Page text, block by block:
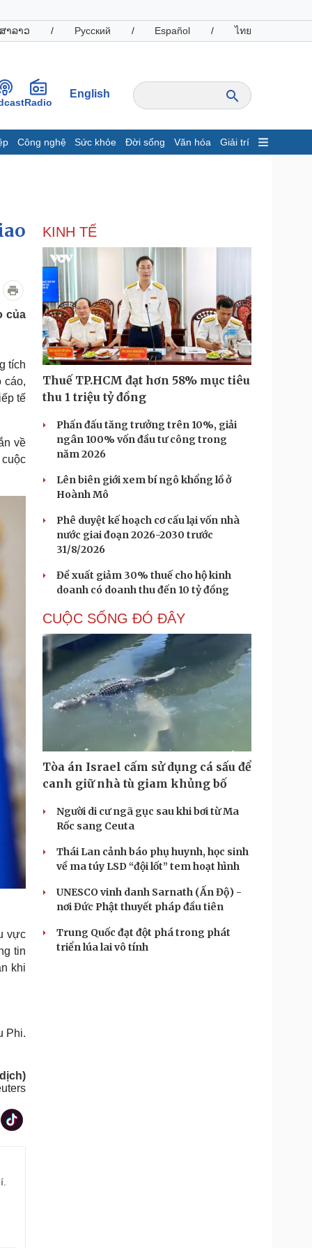
າລາວ / Русский / Español / ไทย
Radio
English
Công nghệ Sức khỏe Đời sống Văn hóa Giải trí
Giá cà phê
nghiệp
tin doanh nghiệp
nghiệp 24h
nhân
cộng đồng
Công nghệ
Sành điệu
Tin Công nghệ
Trải nghiệm
Chuyển đổi số
lịch
vấn
in
Podcast
Câu chuyện thời sự
Đọc truyện đêm khuya
Cửa sổ tình yêu
của
tích
cáo,
tế
về
vực
tin
khi
Phi.
KINH TẾ
Thuế TP.HCM đạt hơn 58% mục tiêu
thu 1 triệu tỷ đồng
Phấn đấu tăng trưởng trên 10%, giải
ngân 100% vốn đầu tư công trong
năm 2026
Lên biên giới xem bí ngô khổng lồ ở
Hoành Mô
Phê duyệt kế hoạch cơ cấu lại vốn nhà
nước giai đoạn 2026-2030 trước
31/8/2026
Đề xuất giảm 30% thuế cho hộ kinh
doanh có doanh thu đến 10 tỷ đồng
CUỘC SỐNG ĐÓ ĐÂY
Tòa án Israel cấm sử dụng cá sấu để
canh giữ nhà tù giam khủng bố
Người di cư ngã gục sau khi bơi từ Ma
Rốc sang Ceuta
Thái Lan cảnh báo phụ huynh, học sinh
về ma túy LSD “đội lốt” tem hoạt hình
UNESCO vinh danh Sarnath (Ấn Độ) -
nơi Đức Phật thuyết pháp đầu tiên
Trung Quốc đạt đột phá trong phát
triển lúa lai vô tính